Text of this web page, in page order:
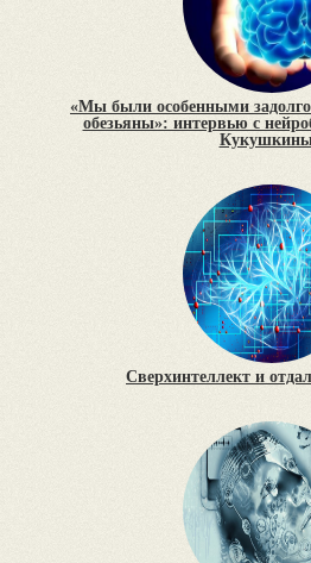
«Мы были особенными задолго
обезьяны»: интервью с
Сверхинтеллект и